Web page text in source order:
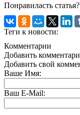
Понравиласть
Теги к новости:
Комментарии
Добавить
Добавить свой
Ваше Имя:
Ваш E-Mail: